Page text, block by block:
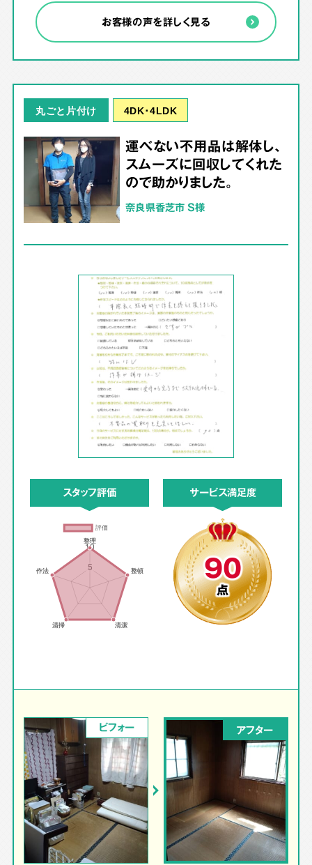
お客様の声を詳しく見る
丸ごと片付け 4DK･4LDK
運べない不用品は解体し、
スムーズに回収してくれた
ので助かりました。
奈良県香芝市 S様
スタッフ評価 サービス満足度
90
点
ビフォー アフター